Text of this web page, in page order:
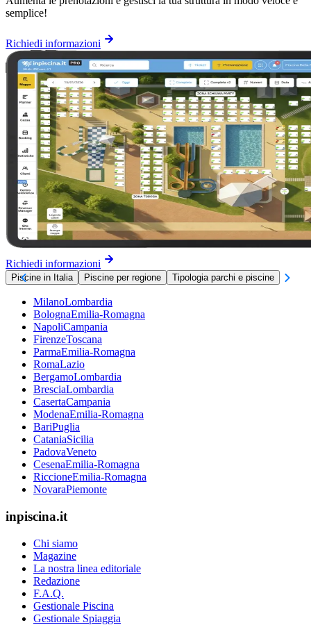
semplice!
Richiedi informazioni
Richiedi informazioni
Piscine in Italia Piscine per regione Tipologia parchi e piscine
MilanoLombardia
BolognaEmilia-Romagna
NapoliCampania
FirenzeToscana
ParmaEmilia-Romagna
RomaLazio
BergamoLombardia
BresciaLombardia
CasertaCampania
ModenaEmilia-Romagna
BariPuglia
CataniaSicilia
PadovaVeneto
CesenaEmilia-Romagna
RiccioneEmilia-Romagna
NovaraPiemonte
inpiscina.it
Chi siamo
Magazine
La nostra linea editoriale
Redazione
F.A.Q.
Gestionale Piscina
Gestionale Spiaggia